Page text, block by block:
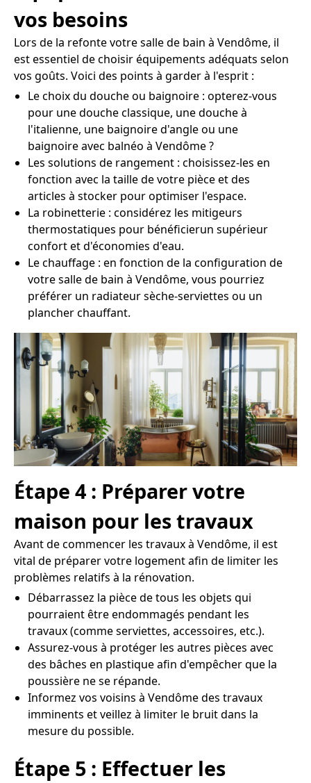
vos besoins
Lors de la refonte votre salle de bain à Vendôme, il
est essentiel de choisir équipements adéquats selon
vos goûts. Voici des points à garder à l'esprit :
Le choix du douche ou baignoire : opterez-vous
pour une douche classique, une douche à
l'italienne, une baignoire d'angle ou une
baignoire avec balnéo à Vendôme ?
Les solutions de rangement : choisissez-les en
fonction avec la taille de votre pièce et des
articles à stocker pour optimiser l'espace.
La robinetterie : considérez les mitigeurs
thermostatiques pour bénéficierun supérieur
confort et d'économies d'eau.
Le chauffage : en fonction de la configuration de
votre salle de bain à Vendôme, vous pourriez
préférer un radiateur sèche-serviettes ou un
plancher chauffant.
Étape 4 : Préparer votre
maison pour les travaux
Avant de commencer les travaux à Vendôme, il est
vital de préparer votre logement afin de limiter les
problèmes relatifs à la rénovation.
Débarrassez la pièce de tous les objets qui
pourraient être endommagés pendant les
travaux (comme serviettes, accessoires, etc.).
Assurez-vous à protéger les autres pièces avec
des bâches en plastique afin d'empêcher que la
poussière ne se répande.
Informez vos voisins à Vendôme des travaux
imminents et veillez à limiter le bruit dans la
mesure du possible.
Étape 5 : Effectuer les